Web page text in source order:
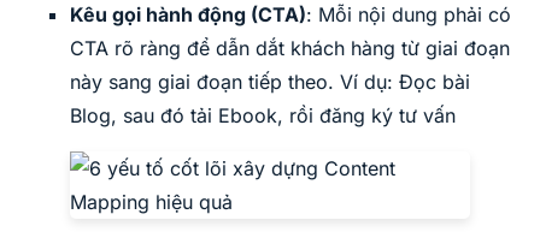
Kêu gọi hành động (CTA): Mỗi nội dung phải có
CTA rõ ràng để dẫn dắt khách hàng từ giai đoạn
này sang giai đoạn tiếp theo. Ví dụ: Đọc bài
Blog, sau đó tải Ebook, rồi đăng ký tư vấn